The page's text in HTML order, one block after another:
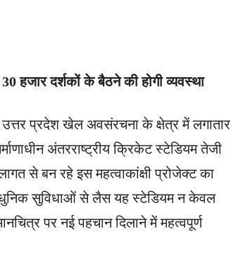
हजार दर्शकों के बैठने की होगी व्यवस्था
प्रदेश खेल अवसंरचना के क्षेत्र में लगातार
अंतरराष्ट्रीय क्रिकेट स्टेडियम तेजी
से बन रहे इस महत्वाकांक्षी प्रोजेक्ट का
आधुनिक सुविधाओं से लैस यह स्टेडियम न केवल
पर नई पहचान दिलाने में महत्वपूर्ण